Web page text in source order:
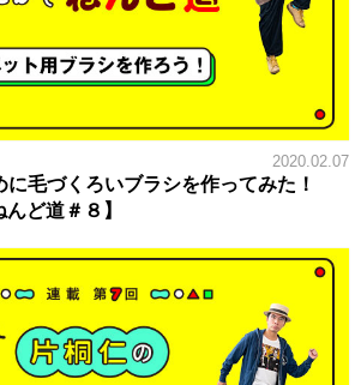
2020.02.07
に毛づくろいブラシを作ってみた！
ど道＃８】